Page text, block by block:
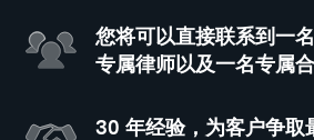
您将可以直接联系到一
专属律师以及一名专属
30 年经验，为客户争取